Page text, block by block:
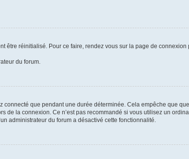
être réinitialisé. Pour ce faire, rendez vous sur la page de connexion
du forum.
connecté que pendant une durée déterminée. Cela empêche que
de la connexion. Ce n’est pas recommandé si vous utilisez un
administrateur du forum a désactivé cette fonctionnalité.